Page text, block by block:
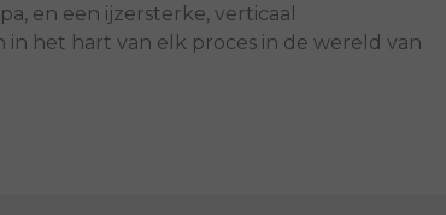
en een ijzersterke, verticaal
het hart van elk proces in de wereld van